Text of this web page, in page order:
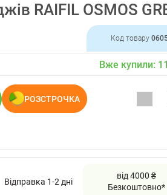
RAIFIL OSMOS
Код товару
Вже купили: 11
РОЗСТРОЧКА
Відправка 1-2 дні
від 4000 ₴
Безкоштовно*